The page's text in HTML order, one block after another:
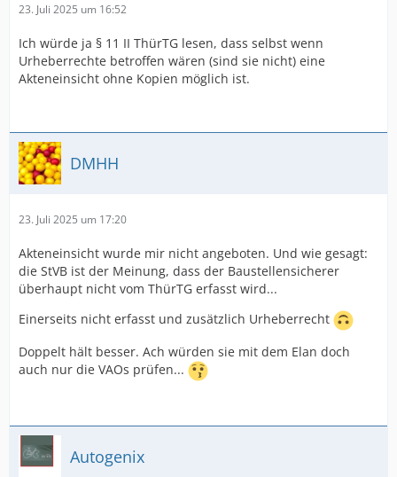
23. Juli 2025 um 16:52
Ich würde ja § 11 II ThürTG lesen, dass selbst wenn
Urheberrechte betroffen wären (sind sie nicht) eine
Akteneinsicht ohne Kopien möglich ist.
DMHH
23. Juli 2025 um 17:20
Akteneinsicht wurde mir nicht angeboten. Und wie gesagt:
die StVB ist der Meinung, dass der Baustellensicherer
überhaupt nicht vom ThürTG erfasst wird...
Einerseits nicht erfasst und zusätzlich Urheberrecht
Doppelt hält besser. Ach würden sie mit dem Elan doch
auch nur die VAOs prüfen...
Autogenix